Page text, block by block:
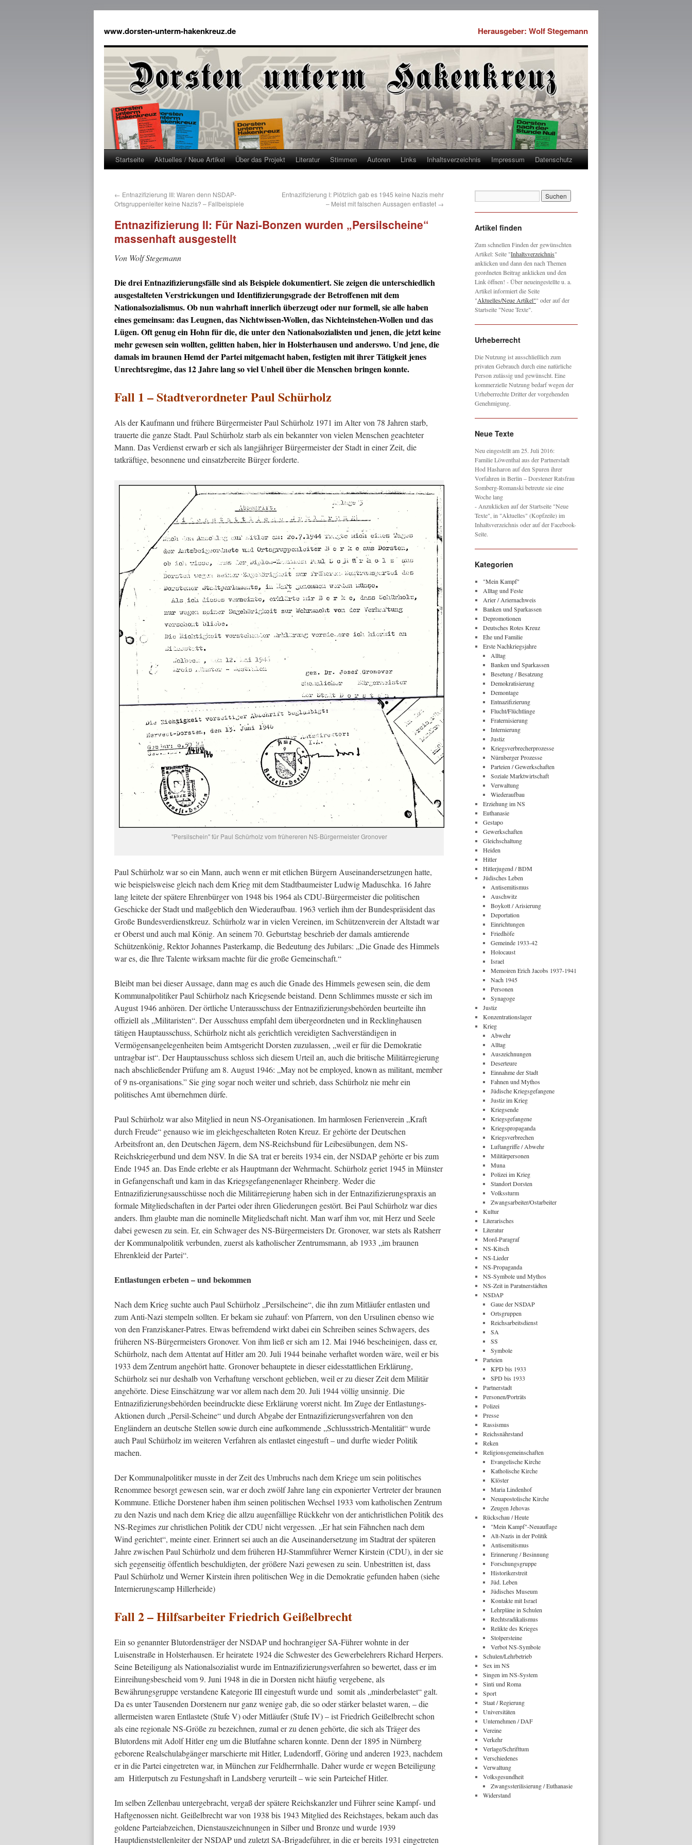
www.dorsten-unterm-hakenkreuz.de Herausgeber: Wolf Stegemann
Startseite Aktuelles / Neue Artikel Über das Projekt Literatur Stimmen Autoren Links Inhaltsverzeichnis Impressum Datenschutz
← Entnazifizierung III: Waren denn NSDAP-
Ortsgruppenleiter keine Nazis? – Fallbeispiele
Entnazifizierung I: Plötzlich gab es 1945 keine Nazis mehr
– Meist mit falschen Aussagen entlastet →
Entnazifizierung II: Für Nazi-Bonzen wurden „Persilscheine“
massenhaft ausgestellt
Von Wolf Stegemann
Die drei Entnazifizierungsfälle sind als Beispiele dokumentiert. Sie zeigen die unterschiedlich
ausgestalteten Verstrickungen und Identifizierungsgrade der Betroffenen mit dem
Nationalsozialismus. Ob nun wahrhaft innerlich überzeugt oder nur formell, sie alle haben
eines gemeinsam: das Leugnen, das Nichtwissen-Wollen, das Nichteinstehen-Wollen und das
Lügen. Oft genug ein Hohn für die, die unter den Nationalsozialisten und jenen, die jetzt keine
mehr gewesen sein wollten, gelitten haben, hier in Holsterhausen und anderswo. Und jene, die
damals im braunen Hemd der Partei mitgemacht haben, festigten mit ihrer Tätigkeit jenes
Unrechtsregime, das 12 Jahre lang so viel Unheil über die Menschen bringen konnte.
Fall 1 – Stadtverordneter Paul Schürholz
Als der Kaufmann und frühere Bürgermeister Paul Schürholz 1971 im Alter von 78 Jahren starb,
trauerte die ganze Stadt. Paul Schürholz starb als ein bekannter von vielen Menschen geachteter
Mann. Das Verdienst erwarb er sich als langjähriger Bürgermeister der Stadt in einer Zeit, die
tatkräftige, besonnene und einsatzbereite Bürger forderte.
"Persilschein" für Paul Schürholz vom frühereren NS-Bürgermeister Gronover
Paul Schürholz war so ein Mann, auch wenn er mit etlichen Bürgern Auseinandersetzungen hatte,
wie beispielsweise gleich nach dem Krieg mit dem Stadtbaumeister Ludwig Maduschka. 16 Jahre
lang leitete der spätere Ehrenbürger von 1948 bis 1964 als CDU-Bürgermeister die politischen
Geschicke der Stadt und maßgeblich den Wiederaufbau. 1963 verlieh ihm der Bundespräsident das
Große Bundesverdienstkreuz. Schürholz war in vielen Vereinen, im Schützenverein der Altstadt war
er Oberst und auch mal König. An seinem 70. Geburtstag beschrieb der damals amtierende
Schützenkönig, Rektor Johannes Pasterkamp, die Bedeutung des Jubilars: „Die Gnade des Himmels
war es, die Ihre Talente wirksam machte für die große Gemeinschaft.“
Bleibt man bei dieser Aussage, dann mag es auch die Gnade des Himmels gewesen sein, die dem
Kommunalpolitiker Paul Schürholz nach Kriegsende beistand. Denn Schlimmes musste er sich im
August 1946 anhören. Der örtliche Unterausschuss der Entnazifizierungsbehörden beurteilte ihn
offiziell als „Militaristen“. Der Ausschuss empfahl dem übergeordneten und in Recklinghausen
tätigen Hauptausschuss, Schürholz nicht als gerichtlich vereidigten Sachverständigen in
Vermögensangelegenheiten beim Amtsgericht Dorsten zuzulassen, „weil er für die Demokratie
untragbar ist“. Der Hauptausschuss schloss sich diesem Urteil an, auch die britische Militärregierung
nach abschließender Prüfung am 8. August 1946: „May not be employed, known as militant, member
of 9 ns-organisations.” Sie ging sogar noch weiter und schrieb, dass Schürholz nie mehr ein
politisches Amt übernehmen dürfe.
Paul Schürholz war also Mitglied in neun NS-Organisationen. Im harmlosen Ferienverein „Kraft
durch Freude“ genauso wie im gleichgeschalteten Roten Kreuz. Er gehörte der Deutschen
Arbeitsfront an, den Deutschen Jägern, dem NS-Reichsbund für Leibesübungen, dem NS-
Reichskriegerbund und dem NSV. In die SA trat er bereits 1934 ein, der NSDAP gehörte er bis zum
Ende 1945 an. Das Ende erlebte er als Hauptmann der Wehrmacht. Schürholz geriet 1945 in Münster
in Gefangenschaft und kam in das Kriegsgefangenenlager Rheinberg. Weder die
Entnazifizierungsausschüsse noch die Militärregierung haben sich in der Entnazifizierungspraxis an
formale Mitgliedschaften in der Partei oder ihren Gliederungen gestört. Bei Paul Schürholz war dies
anders. Ihm glaubte man die nominelle Mitgliedschaft nicht. Man warf ihm vor, mit Herz und Seele
dabei gewesen zu sein. Er, ein Schwager des NS-Bürgermeisters Dr. Gronover, war stets als Ratsherr
der Kommunalpolitik verbunden, zuerst als katholischer Zentrumsmann, ab 1933 „im braunen
Ehrenkleid der Partei“.
Entlastungen erbeten – und bekommen
Nach dem Krieg suchte auch Paul Schürholz „Persilscheine“, die ihn zum Mitläufer entlasten und
zum Anti-Nazi stempeln sollten. Er bekam sie zuhauf: von Pfarrern, von den Ursulinen ebenso wie
von den Franziskaner-Patres. Etwas befremdend wirkt dabei ein Schreiben seines Schwagers, des
früheren NS-Bürgermeisters Gronover. Von ihm ließ er sich am 12. Mai 1946 bescheinigen, dass er,
Schürholz, nach dem Attentat auf Hitler am 20. Juli 1944 beinahe verhaftet worden wäre, weil er bis
1933 dem Zentrum angehört hatte. Gronover behauptete in dieser eidesstattlichen Erklärung,
Schürholz sei nur deshalb von Verhaftung verschont geblieben, weil er zu dieser Zeit dem Militär
angehörte. Diese Einschätzung war vor allem nach dem 20. Juli 1944 völlig unsinnig. Die
Entnazifizierungsbehörden beeindruckte diese Erklärung vorerst nicht. Im Zuge der Entlastungs-
Aktionen durch „Persil-Scheine“ und durch Abgabe der Entnazifizierungsverfahren von den
Engländern an deutsche Stellen sowie durch eine aufkommende „Schlussstrich-Mentalität“ wurde
auch Paul Schürholz im weiteren Verfahren als entlastet eingestuft – und durfte wieder Politik
machen.
Der Kommunalpolitiker musste in der Zeit des Umbruchs nach dem Kriege um sein politisches
Renommee besorgt gewesen sein, war er doch zwölf Jahre lang ein exponierter Vertreter der braunen
Kommune. Etliche Dorstener haben ihm seinen politischen Wechsel 1933 vom katholischen Zentrum
zu den Nazis und nach dem Krieg die allzu augenfällige Rückkehr von der antichristlichen Politik des
NS-Regimes zur christlichen Politik der CDU nicht vergessen. „Er hat sein Fähnchen nach dem
Wind gerichtet“, meinte einer. Erinnert sei auch an die Auseinandersetzung im Stadtrat der späteren
Jahre zwischen Paul Schürholz und dem früheren HJ-Stammführer Werner Kirstein (CDU), in der sie
sich gegenseitig öffentlich beschuldigten, der größere Nazi gewesen zu sein. Unbestritten ist, dass
Paul Schürholz und Werner Kirstein ihren politischen Weg in die Demokratie gefunden haben (siehe
Internierungscamp Hillerheide)
Fall 2 – Hilfsarbeiter Friedrich Geißelbrecht
Ein so genannter Blutordensträger der NSDAP und hochrangiger SA-Führer wohnte in der
Luisenstraße in Holsterhausen. Er heiratete 1924 die Schwester des Gewerbelehrers Richard Herpers.
Seine Beteiligung als Nationalsozialist wurde im Entnazifizierungsverfahren so bewertet, dass er im
Einreihungsbescheid vom 9. Juni 1948 in die in Dorsten nicht häufig vergebene, als
Bewährungsgruppe verstandene Kategorie III eingestuft wurde und somit als „minderbelastet“ galt.
Da es unter Tausenden Dorstenern nur ganz wenige gab, die so oder stärker belastet waren, – die
allermeisten waren Entlastete (Stufe V) oder Mitläufer (Stufe IV) – ist Friedrich Geißelbrecht schon
als eine regionale NS-Größe zu bezeichnen, zumal er zu denen gehörte, die sich als Träger des
Blutordens mit Adolf Hitler eng um die Blutfahne scharen konnte. Denn der 1895 in Nürnberg
geborene Realschulabgänger marschierte mit Hitler, Ludendorff, Göring und anderen 1923, nachdem
er in die Partei eingetreten war, in München zur Feldherrnhalle. Daher wurde er wegen Beteiligung
am Hitlerputsch zu Festungshaft in Landsberg verurteilt – wie sein Parteichef Hitler.
Im selben Zellenbau untergebracht, vergaß der spätere Reichskanzler und Führer seine Kampf- und
Haftgenossen nicht. Geißelbrecht war von 1938 bis 1943 Mitglied des Reichstages, bekam auch das
goldene Parteiabzeichen, Dienstauszeichnungen in Silber und Bronze und wurde 1939
Hauptdienststellenleiter der NSDAP und zuletzt SA-Brigadeführer, in die er bereits 1931 eingetreten
Artikel finden
Zum schnellen Finden der gewünschten
Artikel: Seite "Inhaltsverzeichnis"
anklicken und dann den nach Themen
geordneten Beitrag anklicken und den
Link öffnen! - Über neueingestellte u. a.
Artikel informiert die Seite
"Aktuelles/Neue Artikel"" oder auf der
Startseite "Neue Texte".
Urheberrecht
Die Nutzung ist ausschließlich zum
privaten Gebrauch durch eine natürliche
Person zulässig und gewünscht. Eine
kommerzielle Nutzung bedarf wegen der
Urheberrechte Dritter der vorgehenden
Genehmigung.
Neue Texte
Neu eingestellt am 25. Juli 2016:
Familie Löwenthal aus der Partnerstadt
Hod Hasharon auf den Spuren ihrer
Vorfahren in Berlin – Dorstener Ratsfrau
Somberg-Romanski betreute sie eine
Woche lang
- Anzuklicken auf der Startseite "Neue
Texte", in "Aktuelles" (Kopfzeile) im
Inhaltsverzeichnis oder auf der Facebook-
Seite.
Kategorien
"Mein Kampf"
Alltag und Feste
Arier / Ariernachweis
Banken und Sparkassen
Depromotionen
Deutsches Rotes Kreuz
Ehe und Familie
Erste Nachkriegsjahre
Alltag
Banken und Sparkassen
Besetung / Besatzung
Demokratisierung
Demontage
Entnazifizierung
Flucht/Flüchtlinge
Fraternisierung
Internierung
Justiz
Kriegsverbrecherprozesse
Nürnberger Prozesse
Parteien / Gewerkschaften
Soziale Marktwirtschaft
Verwaltung
Wiederaufbau
Erziehung im NS
Euthanasie
Gestapo
Gewerkschaften
Gleichschaltung
Heiden
Hitler
Hitlerjugend / BDM
Jüdisches Leben
Antisemitismus
Auschwitz
Boykott / Arisierung
Deportation
Einrichtungen
Friedhöfe
Gemeinde 1933-42
Holocaust
Israel
Memoiren Erich Jacobs 1937-1941
Nach 1945
Personen
Synagoge
Justiz
Konzentrationslager
Krieg
Abwehr
Alltag
Auszeichnungen
Deserteure
Einnahme der Stadt
Fahnen und Mythos
Jüdische Kriegsgefangene
Justiz im Krieg
Kriegsende
Kriegsgefangene
Kriegspropaganda
Kriegsverbrechen
Luftangriffe / Abwehr
Militärpersonen
Muna
Polizei im Krieg
Standort Dorsten
Volkssturm
Zwangsarbeiter/Ostarbeiter
Kultur
Literarisches
Literatur
Mord-Paragraf
NS-Kitsch
NS-Lieder
NS-Propaganda
NS-Symbole und Mythos
NS-Zeit in Paratnerstädten
NSDAP
Gaue der NSDAP
Ortsgruppen
Reichsarbeitsdienst
SA
SS
Symbole
Parteien
KPD bis 1933
SPD bis 1933
Partnerstadt
Personen/Porträts
Polizei
Presse
Rassismus
Reichsnährstand
Reken
Religionsgemeinschaften
Evangelische Kirche
Katholische Kirche
Klöster
Maria Lindenhof
Neuapostolische Kirche
Zeugen Jehovas
Rückschau / Heute
"Mein Kampf"-Neuauflage
Alt-Nazis in der Politik
Antisemitismus
Erinnerung / Besinnung
Forschungsgruppe
Historikerstreit
Jüd. Leben
Jüdisches Museum
Kontakte mit Israel
Lehrpläne in Schulen
Rechtsradikalismus
Relikte des Krieges
Stolpersteine
Verbot NS-Symbole
Schulen/Lehrbetrieb
Sex im NS
Singen im NS-System
Sinti und Roma
Sport
Staat / Regierung
Universitäten
Unternehmen / DAF
Vereine
Verkehr
Verlage/Schrifttum
Verschiedenes
Verwaltung
Volksgesundheit
Zwangssterilisierung / Euthanasie
Widerstand